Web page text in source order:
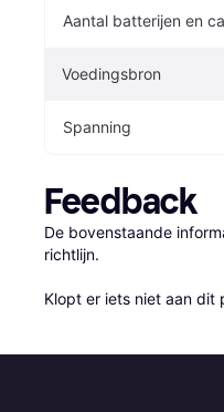
Aantal batterijen en
Voedingsbron
Spanning
Feedback
De bovenstaande
richtlijn.
Klopt er iets niet aan dit